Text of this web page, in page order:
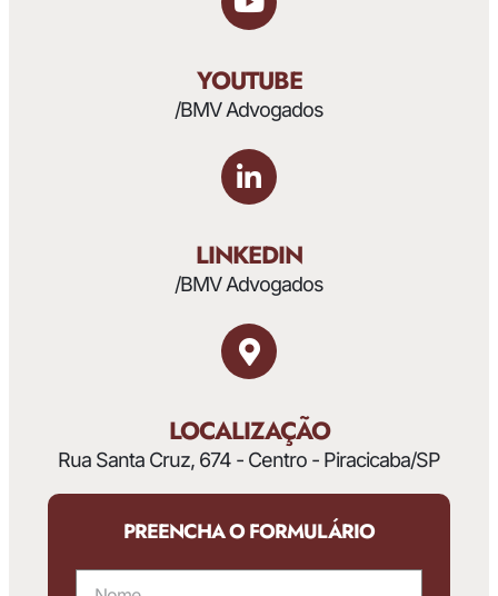
YOUTUBE
/BMV Advogados
LINKEDIN
/BMV Advogados
LOCALIZAÇÃO
Rua Santa Cruz, 674 - Centro - Piracicaba/SP
PREENCHA O FORMULÁRIO